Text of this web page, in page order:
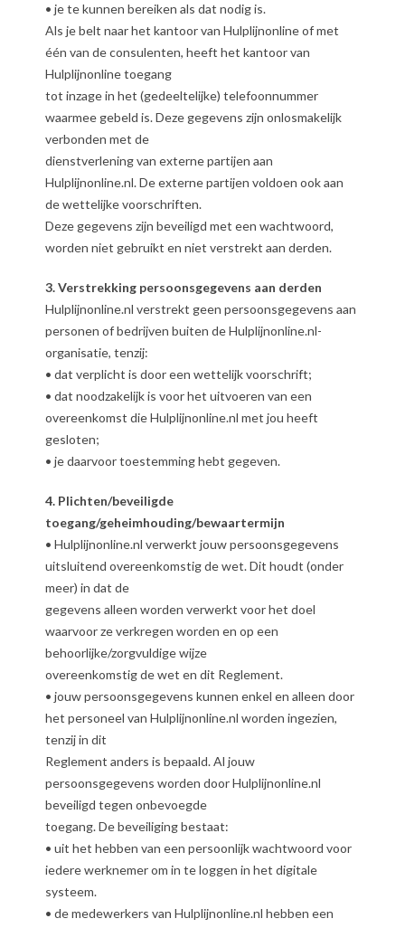
• je te kunnen bereiken als dat nodig is.
Als je belt naar het kantoor van Hulplijnonline of met
één van de consulenten, heeft het kantoor van
Hulplijnonline toegang
tot inzage in het (gedeeltelijke) telefoonnummer
waarmee gebeld is. Deze gegevens zijn onlosmakelijk
verbonden met de
dienstverlening van externe partijen aan
Hulplijnonline.nl. De externe partijen voldoen ook aan
de wettelijke voorschriften.
Deze gegevens zijn beveiligd met een wachtwoord,
worden niet gebruikt en niet verstrekt aan derden.
3. Verstrekking persoonsgegevens aan derden
Hulplijnonline.nl verstrekt geen persoonsgegevens aan
personen of bedrijven buiten de Hulplijnonline.nl-
organisatie, tenzij:
• dat verplicht is door een wettelijk voorschrift;
• dat noodzakelijk is voor het uitvoeren van een
overeenkomst die Hulplijnonline.nl met jou heeft
gesloten;
• je daarvoor toestemming hebt gegeven.
4. Plichten/beveiligde
toegang/geheimhouding/bewaartermijn
• Hulplijnonline.nl verwerkt jouw persoonsgegevens
uitsluitend overeenkomstig de wet. Dit houdt (onder
meer) in dat de
gegevens alleen worden verwerkt voor het doel
waarvoor ze verkregen worden en op een
behoorlijke/zorgvuldige wijze
overeenkomstig de wet en dit Reglement.
• jouw persoonsgegevens kunnen enkel en alleen door
het personeel van Hulplijnonline.nl worden ingezien,
tenzij in dit
Reglement anders is bepaald. Al jouw
persoonsgegevens worden door Hulplijnonline.nl
beveiligd tegen onbevoegde
toegang. De beveiliging bestaat:
• uit het hebben van een persoonlijk wachtwoord voor
iedere werknemer om in te loggen in het digitale
systeem.
• de medewerkers van Hulplijnonline.nl hebben een